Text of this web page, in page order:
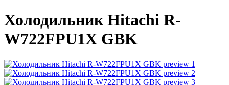
ХолодильникHitachi R-
W722FPU1X GBK